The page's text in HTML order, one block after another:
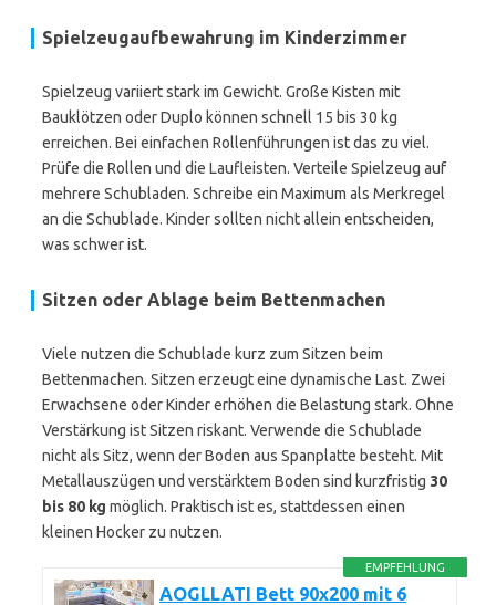
Spielzeugaufbewahrung im Kinderzimmer
Spielzeug variiert stark im Gewicht. Große Kisten mit
Bauklötzen oder Duplo können schnell 15 bis 30 kg
erreichen. Bei einfachen Rollenführungen ist das zu viel.
Prüfe die Rollen und die Laufleisten. Verteile Spielzeug auf
mehrere Schubladen. Schreibe ein Maximum als Merkregel
an die Schublade. Kinder sollten nicht allein entscheiden,
was schwer ist.
Sitzen oder Ablage beim Bettenmachen
Viele nutzen die Schublade kurz zum Sitzen beim
Bettenmachen. Sitzen erzeugt eine dynamische Last. Zwei
Erwachsene oder Kinder erhöhen die Belastung stark. Ohne
Verstärkung ist Sitzen riskant. Verwende die Schublade
nicht als Sitz, wenn der Boden aus Spanplatte besteht. Mit
Metallauszügen und verstärktem Boden sind kurzfristig 30
bis 80 kg möglich. Praktisch ist es, stattdessen einen
kleinen Hocker zu nutzen.
EMPFEHLUNG
AOGLLATI Bett 90x200 mit 6